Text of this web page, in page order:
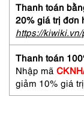
Thanh toán
20% giá trị đơn
https://
Thanh toán
Nhập mã
giảm 10% giá